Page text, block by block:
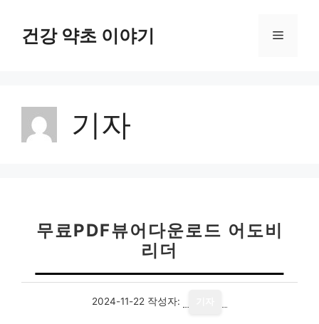
건강 약초 이야기 메
기자
무료PDF뷰어다운로드 어도비
리더
2024-11-22 작성자: